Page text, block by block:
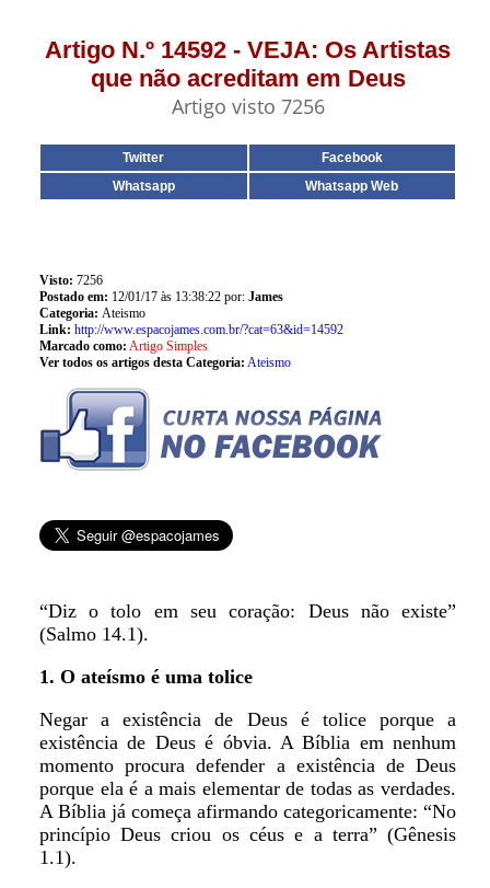
Artigo N.º 14592 - VEJA: Os Artistas
que não acreditam em Deus
Artigo visto 7256
Twitter
Facebook
Whatsapp
Whatsapp Web
Visto: 7256
Postado em: 12/01/17 às 13:38:22 por: James
Categoria: Ateismo
Link: http://www.espacojames.com.br/?cat=63&id=14592
Marcado como: Artigo Simples
Ver todos os artigos desta Categoria: Ateismo
“Diz o tolo em seu coração: Deus não existe”
(Salmo 14.1).
1. O ateísmo é uma tolice
Negar a existência de Deus é tolice porque a
existência de Deus é óbvia. A Bíblia em nenhum
momento procura defender a existência de Deus
porque ela é a mais elementar de todas as verdades.
A Bíblia já começa afirmando categoricamente: “No
princípio Deus criou os céus e a terra” (Gênesis
1.1).